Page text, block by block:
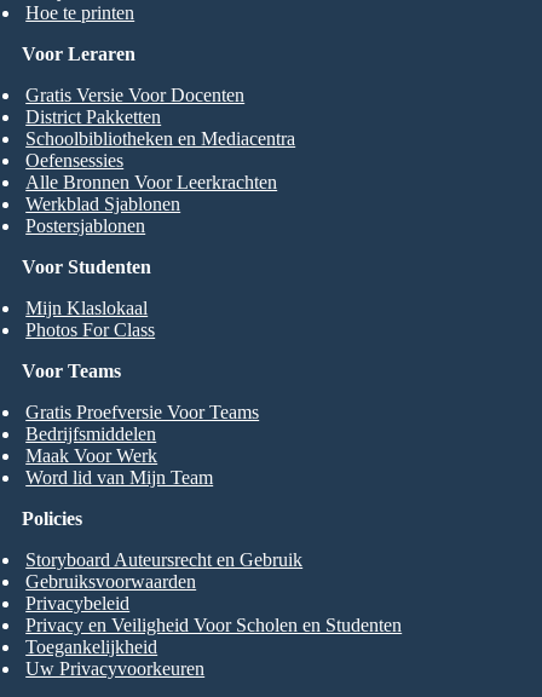
Hoe te printen
Voor Studenten
Mijn Klaslokaal
Photos For Class
Voor Leraren
Gratis Versie Voor Docenten
District Pakketten
Schoolbibliotheken en Mediacentra
Oefensessies
Alle Bronnen Voor Leerkrachten
Werkblad Sjablonen
Postersjablonen
Voor Teams
Gratis Proefversie Voor Teams
Bedrijfsmiddelen
Maak Voor Werk
Word lid van Mijn Team
Policies
Storyboard Auteursrecht en Gebruik
Gebruiksvoorwaarden
Privacybeleid
Privacy en Veiligheid Voor Scholen en Studenten
Toegankelijkheid
Uw Privacyvoorkeuren